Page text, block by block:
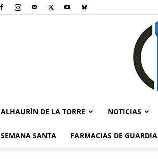
ALHAURÍN DE LA TORRE NOTICIAS
SEMANA SANTA FARMACIAS DE GUARDIA